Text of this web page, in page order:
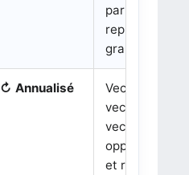
par sa
graphique.
↻ Annualisé
Vecteur,
vecteurs
vecteur nul,
opposé,
et relation de